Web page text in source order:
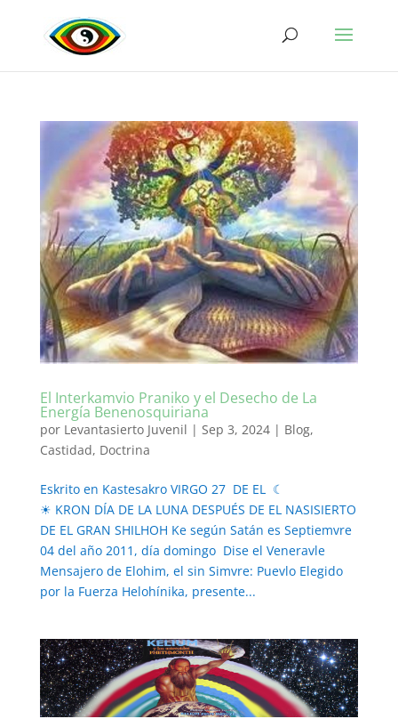
El Interkamvio Praniko y el Desecho de La
Energía Benenosquiriana
por Levantasierto Juvenil | Sep 3, 2024| Blog,
Castidad, Doctrina
Eskrito en Kastesakro VIRGO 27 DE EL ☾
☀ KRON DÍA DE LA LUNA DESPUÉS DE EL NASISIERTO
DE EL GRAN SHILHOH Ke según Satán es Septiemvre
04 del año 2011, día domingo Dise el Veneravle
Mensajero de Elohim, el sin Simvre: Puevlo Elegido
por la Fuerza Helohínika, presente...